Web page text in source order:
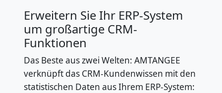
Erweitern Sie Ihr ERP-System
um großartige CRM-
Funktionen
Das Beste aus zwei Welten: AMTANGEE
verknüpft das CRM-Kundenwissen mit den
statistischen Daten aus Ihrem ERP-System: